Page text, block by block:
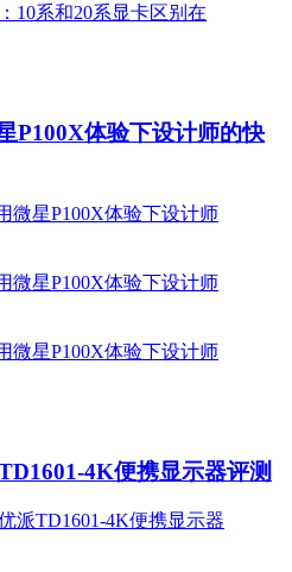
P100X体验下设计师的快
4K便携显示器评测